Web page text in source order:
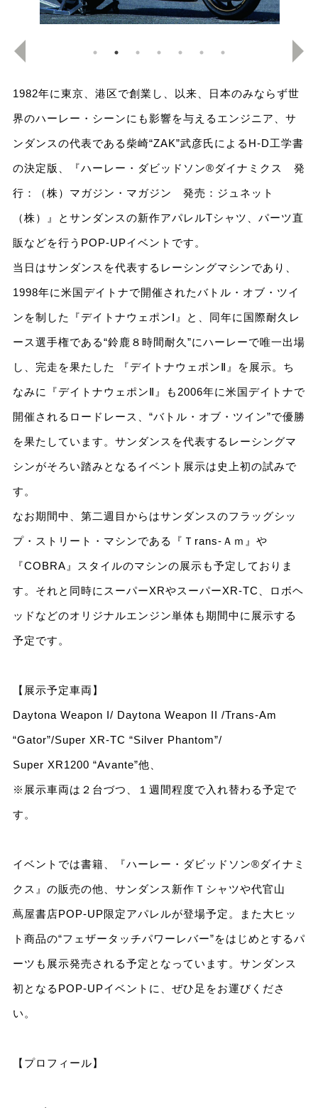
1982年に東京、港区で創業し、以来、日本のみならず世
界のハーレー・シーンにも影響を与えるエンジニア、サ
ンダンスの代表である柴崎“ZAK”武彦氏によるH-D工学書
の決定版、『ハーレー・ダビッドソン®ダイナミクス 発
行：（株）マガジン・マガジン 発売：ジュネット
（株）』とサンダンスの新作アパレルTシャツ、パーツ直
販などを行うPOP-UPイベントです。
当日はサンダンスを代表するレーシングマシンであり、
1998年に米国デイトナで開催されたバトル・オブ・ツイ
ンを制した『デイトナウェポンⅠ』と、同年に国際耐久レ
ース選手権である“鈴鹿８時間耐久”にハーレーで唯一出場
し、完走を果たした 『デイトナウェポンⅡ』を展示。ち
なみに『デイトナウェポンⅡ』も2006年に米国デイトナで
開催されるロードレース、“バトル・オブ・ツイン”で優勝
を果たしています。サンダンスを代表するレーシングマ
シンがそろい踏みとなるイベント展示は史上初の試みで
す。
なお期間中、第二週目からはサンダンスのフラッグシッ
プ・ストリート・マシンである『Ｔrans-Ａｍ』や
『COBRA』スタイルのマシンの展示も予定しておりま
す。それと同時にスーパーXRやスーパーXR-TC、ロボヘ
ッドなどのオリジナルエンジン単体も期間中に展示する
予定です。
【展示予定車両】
Daytona Weapon I/ Daytona Weapon II /Trans-Am
“Gator”/Super XR-TC “Silver Phantom”/
Super XR1200 “Avante”他、
※展示車両は２台づつ、１週間程度で入れ替わる予定で
す。
イベントでは書籍、『ハーレー・ダビッドソン®ダイナミ
クス』の販売の他、サンダンス新作Ｔシャツや代官山
蔦屋書店POP-UP限定アパレルが登場予定。また大ヒッ
ト商品の“フェザータッチパワーレバー”をはじめとするパ
ーツも展示発売される予定となっています。サンダンス
初となるPOP-UPイベントに、ぜひ足をお運びくださ
い。
【プロフィール】